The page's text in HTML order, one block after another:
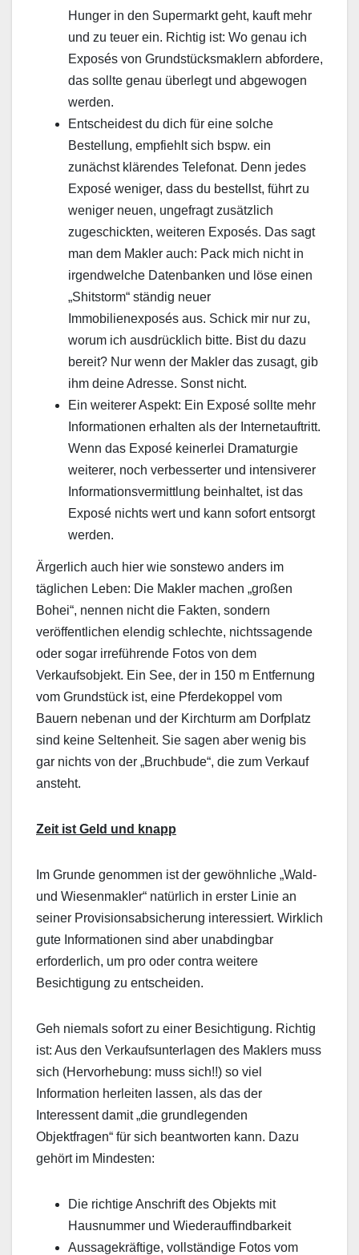
Hunger in den Supermarkt geht, kauft mehr
und zu teuer ein. Richtig ist: Wo genau ich
Exposés von Grundstücksmaklern abfordere,
das sollte genau überlegt und abgewogen
werden.
Entscheidest du dich für eine solche
Bestellung, empfiehlt sich bspw. ein
zunächst klärendes Telefonat. Denn jedes
Exposé weniger, dass du bestellst, führt zu
weniger neuen, ungefragt zusätzlich
zugeschickten, weiteren Exposés. Das sagt
man dem Makler auch: Pack mich nicht in
irgendwelche Datenbanken und löse einen
„Shitstorm“ ständig neuer
Immobilienexposés aus. Schick mir nur zu,
worum ich ausdrücklich bitte. Bist du dazu
bereit? Nur wenn der Makler das zusagt, gib
ihm deine Adresse. Sonst nicht.
Ein weiterer Aspekt: Ein Exposé sollte mehr
Informationen erhalten als der Internetauftritt.
Wenn das Exposé keinerlei Dramaturgie
weiterer, noch verbesserter und intensiverer
Informationsvermittlung beinhaltet, ist das
Exposé nichts wert und kann sofort entsorgt
werden.
Ärgerlich auch hier wie sonstewo anders im
täglichen Leben: Die Makler machen „großen
Bohei“, nennen nicht die Fakten, sondern
veröffentlichen elendig schlechte, nichtssagende
oder sogar irreführende Fotos von dem
Verkaufsobjekt. Ein See, der in 150 m Entfernung
vom Grundstück ist, eine Pferdekoppel vom
Bauern nebenan und der Kirchturm am Dorfplatz
sind keine Seltenheit. Sie sagen aber wenig bis
gar nichts von der „Bruchbude“, die zum Verkauf
ansteht.
Zeit ist Geld und knapp
Im Grunde genommen ist der gewöhnliche „Wald-
und Wiesenmakler“ natürlich in erster Linie an
seiner Provisionsabsicherung interessiert. Wirklich
gute Informationen sind aber unabdingbar
erforderlich, um pro oder contra weitere
Besichtigung zu entscheiden.
Geh niemals sofort zu einer Besichtigung. Richtig
ist: Aus den Verkaufsunterlagen des Maklers muss
sich (Hervorhebung: muss sich!!) so viel
Information herleiten lassen, als das der
Interessent damit „die grundlegenden
Objektfragen“ für sich beantworten kann. Dazu
gehört im Mindesten:
Die richtige Anschrift des Objekts mit
Hausnummer und Wiederauffindbarkeit
Aussagekräftige, vollständige Fotos vom